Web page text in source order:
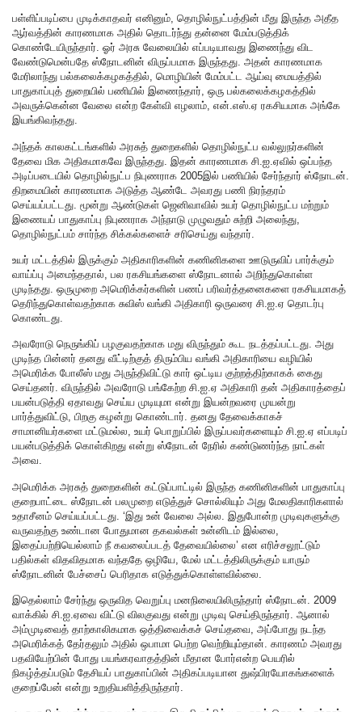
பள்ளிப்படிப்பை முடிக்காதவர் எனினும், தொழில்நுட்பத்தின் மீது இருந்த அதீத
ஆர்வத்தின் காரணமாக அதில் தொடர்ந்து தன்னை மேம்படுத்திக்
கொண்டேயிருந்தார். ஓர் அரசு வேலையில் எப்படியாவது இணைந்து விட
வேண்டுமென்பதே ஸ்நோடனின் விருப்பமாக இருந்தது. அதன் காரணமாக
மேரிலாந்து பல்கலைக்கழகத்தில், மொழியின் மேம்பட்ட ஆய்வு மையத்தில்
பாதுகாப்புத் துறையில் பணியில் இணைந்தார், ஒரு பல்கலைக்கழகத்தில்
அவருக்கென்ன வேலை என்ற கேள்வி எழலாம், என்.எஸ்.ஏ ரகசியமாக அங்கே
இயங்கிவந்தது.
அந்தக் காலகட்டங்களில் அரசுத் துறைகளில் தொழில்நுட்ப வல்லுநர்களின்
தேவை மிக அதிகமாகவே இருந்தது. இதன் காரணமாக சி.ஐ.ஏவில் ஒப்பந்த
அடிப்படையில் தொழில்நுட்ப நிபுணராக 2005இல் பணியில் சேர்ந்தார் ஸ்நோடன்.
திறமையின் காரணமாக அடுத்த ஆண்டே அவரது பணி நிரந்தரம்
செய்யப்பட்டது. மூன்று ஆண்டுகள் ஜெனிவாவில் உயர் தொழில்நுட்ப மற்றும்
இணையப் பாதுகாப்பு நிபுணராக அந்நாடு முழுவதும் சுற்றி அலைந்து,
தொழில்நுட்பம் சார்ந்த சிக்கல்களைச் சரிசெய்து வந்தார்.
உயர் மட்டத்தில் இருக்கும் அதிகாரிகளின் கணினிகளை ஊடுருவிப் பார்க்கும்
வாய்ப்பு அமைந்ததால், பல ரகசியங்களை ஸ்நோடனால் அறிந்துகொள்ள
முடிந்தது. ஒருமுறை அமெரிக்கர்களின் பணப் பரிவர்த்தனைகளை ரகசியமாகத்
தெரிந்துகொள்வதற்காக சுவிஸ் வங்கி அதிகாரி ஒருவரை சி.ஐ.ஏ தொடர்பு
கொண்டது.
அவரோடு நெருங்கிப் பழகுவதற்காக மது விருந்தும் கூட நடத்தப்பட்டது. அது
முடிந்த பின்னர் தனது வீட்டிற்குத் திரும்பிய வங்கி அதிகாரியை வழியில்
அமெரிக்க போலீஸ் மது அருந்திவிட்டு கார் ஒட்டிய குற்றத்திற்காகக் கைது
செய்தனர். விருந்தில் அவரோடு பங்கேற்ற சி.ஐ.ஏ அதிகாரி தன் அதிகாரத்தைப்
பயன்படுத்தி ஏதாவது செய்ய முடியுமா என்று இயன்றவரை முயன்று
பார்த்துவிட்டு, பிறகு கழன்று கொண்டார். தனது தேவைக்காகச்
சாமானியர்களை மட்டுமல்ல, உயர் பொறுப்பில் இருப்பவர்களையும் சி.ஐ.ஏ எப்படிப்
பயன்படுத்திக் கொள்கிறது என்று ஸ்நோடன் நேரில் கண்டுணர்ந்த நாட்கள்
அவை.
அமெரிக்க அரசுத் துறைகளின் கட்டுப்பாட்டில் இருந்த கணினிகளின் பாதுகாப்பு
குறைபாட்டை ஸ்நோடன் பலமுறை எடுத்துச் சொல்லியும் அது மேலதிகாரிகளால்
உதாசீனம் செய்யப்பட்டது. ‘இது உன் வேலை அல்ல. இதுபோன்ற முடிவுகளுக்கு
வருவதற்கு உண்டான போதுமான தகவல்கள் உன்னிடம் இல்லை,
இதைப்பற்றியெல்லாம் நீ கவலைப்படத் தேவையில்லை’ என எரிச்சலூட்டும்
பதில்கள் விதவிதமாக வந்ததே ஒழியே, மேல் மட்டத்திலிருக்கும் யாரும்
ஸ்நோடனின் பேச்சைப் பெரிதாக எடுத்துக்கொள்ளவில்லை.
இதெல்லாம் சேர்ந்து ஒருவித வெறுப்பு மனநிலையிலிருந்தார் ஸ்நோடன். 2009
வாக்கில் சி.ஐ.ஏவை விட்டு விலகுவது என்று முடிவு செய்திருந்தார். ஆனால்
அம்முடிவைத் தாற்காலிகமாக ஒத்திவைக்கச் செய்தவை, அப்போது நடந்த
அமெரிக்கத் தேர்தலும் அதில் ஒபாமா பெற்ற வெற்றியும்தான். காரணம் அவரது
பதவியேற்பின் போது பயங்கரவாதத்தின் மீதான போர்என்ற பெயரில்
நிகழ்த்தப்படும் தேசியப் பாதுகாப்பின் அதிகப்படியான துஷ்பிரயோகங்களைக்
குறைப்பேன் என்று உறுதியளித்திருந்தார்.